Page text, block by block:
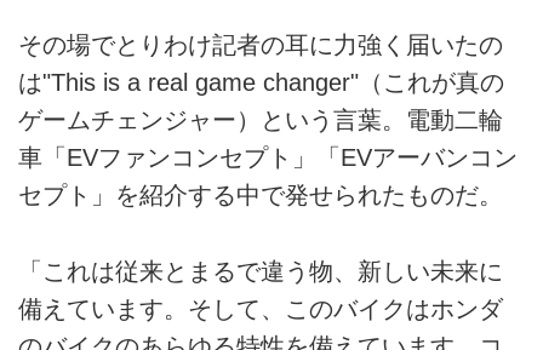
その場でとりわけ記者の耳に力強く届いたの
は"This is a real game changer"（これが真の
ゲームチェンジャー）という言葉。電動二輪
車「EVファンコンセプト」「EVアーバンコン
セプト」を紹介する中で発せられたものだ。
「これは従来とまるで違う物、新しい未来に
備えています。そして、このバイクはホンダ